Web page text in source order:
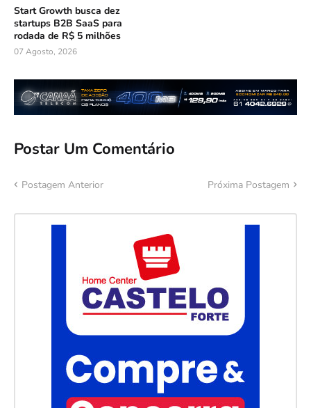
Start Growth busca dez
startups B2B SaaS para
rodada de R$ 5 milhões
07 Agosto, 2026
Postar Um Comentário
Postagem Anterior Próxima Postagem